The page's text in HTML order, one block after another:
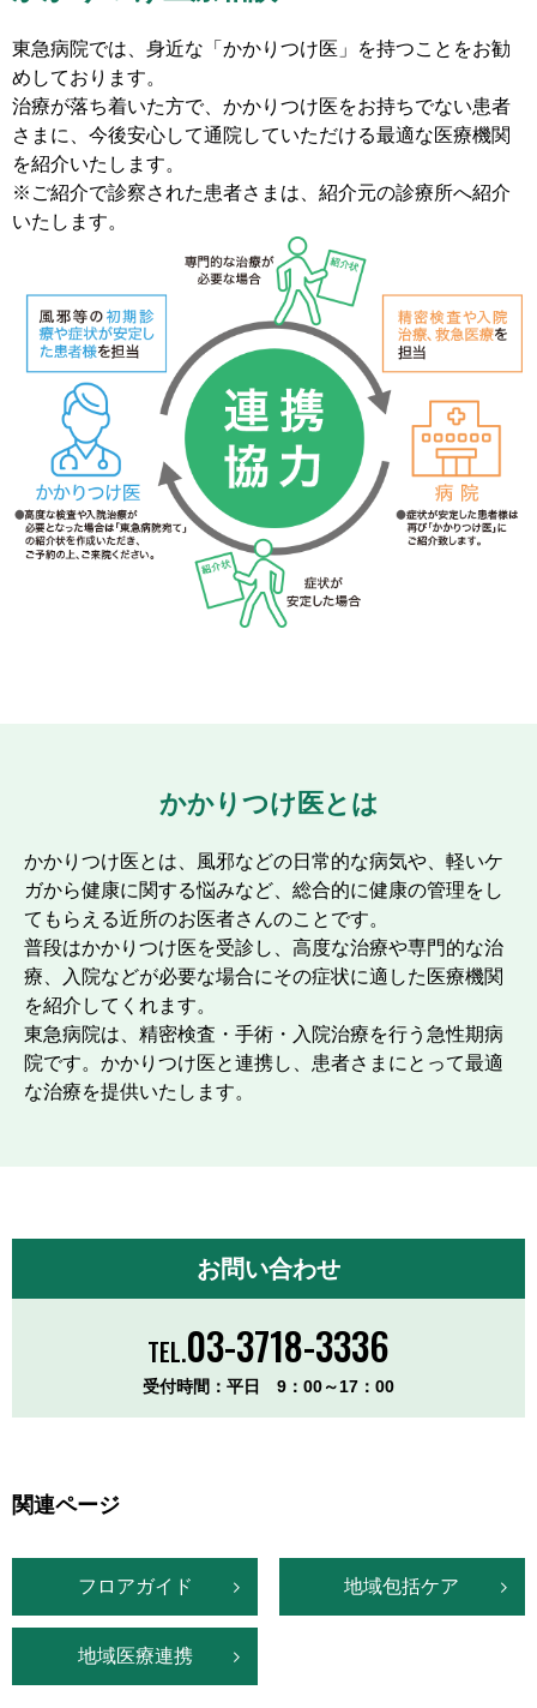
東急病院では、身近な「かかりつけ医」を持つことをお勧
めしております。
治療が落ち着いた方で、かかりつけ医をお持ちでない患者
さまに、今後安心して通院していただける最適な医療機関
を紹介いたします。
※ご紹介で診察された患者さまは、紹介元の診療所へ紹介
いたします。
かかりつけ医とは
かかりつけ医とは、風邪などの日常的な病気や、軽いケ
ガから健康に関する悩みなど、総合的に健康の管理をし
てもらえる近所のお医者さんのことです。
普段はかかりつけ医を受診し、高度な治療や専門的な治
療、入院などが必要な場合にその症状に適した医療機関
を紹介してくれます。
東急病院は、精密検査・手術・入院治療を行う急性期病
院です。かかりつけ医と連携し、患者さまにとって最適
な治療を提供いたします。
お問い合わせ
TEL.03-3718-3336
受付時間：平日 9：00～17：00
関連ページ
フロアガイド 地域包括ケア
地域医療連携